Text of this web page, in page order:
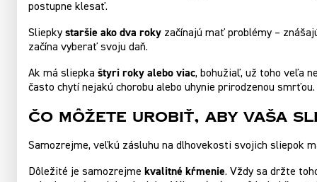
postupne klesať.
Sliepky staršie ako dva roky začínajú mať problémy –
začína vyberať svoju daň.
Ak má sliepka štyri roky alebo viac, bohužiaľ, už toho veľa
často chytí nejakú chorobu alebo uhynie prirodzenou smrťou.
Čo môžete urobiť, aby vaša
Samozrejme, veľkú zásluhu na dlhovekosti svojich sliepok
Dôležité je samozrejme kvalitné kŕmenie. Vždy sa držte